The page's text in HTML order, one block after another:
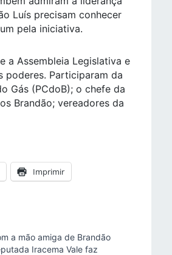
Luís precisam conhecer
pela iniciativa.
a Assembleia Legislativa e
poderes. Participaram da
Gás (PCdoB); o chefe da
Brandão; vereadores da
Imprimir
a mão amiga de Brandão
Iracema Vale faz